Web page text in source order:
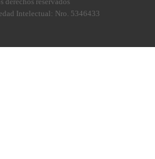
Intelectual: Nro. 5346433